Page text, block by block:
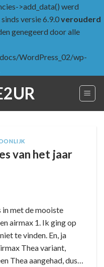
>add_data() werd
versie 6.9.0verouderd
genegeerd door alle
WordPress_02/wp-
content
van het jaar
in met de mooiste
airmax 1. Ik ging op
te vinden. En, ja
Thea variant,
Thea aangehad, dus…